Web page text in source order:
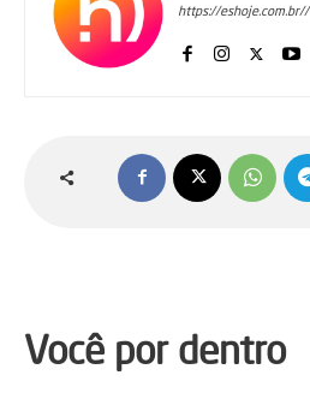
https://eshoje.com.br//
Você por dentro